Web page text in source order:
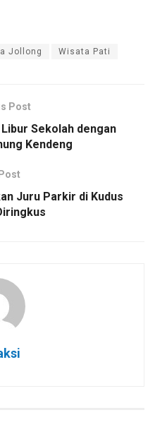
Jollong Wisata Pati
Post
Sekolah dengan
Kendeng
Juru Parkir di Kudus